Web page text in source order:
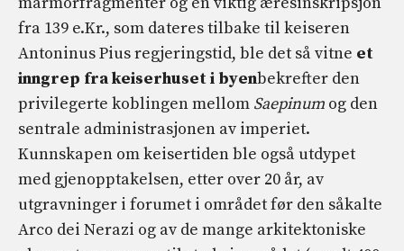
fra 139 e.Kr., som dateres tilbake til keiseren
Antoninus Pius regjeringstid, ble det så vitne et
inngrep fra keiserhuset i byenbekrefter den
privilegerte koblingen mellom Saepinum og den
sentrale administrasjonen av imperiet.
Kunnskapen om keisertiden ble også utdypet
med gjenopptakelsen, etter over 20 år, av
utgravninger i forumet i området før den såkalte
Arco dei Nerazi og av de mange arkitektoniske